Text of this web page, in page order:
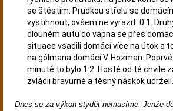
se štěstím. Prudkou střelu se
vystihnout, ovšem ne vyrazit. 0:1.
dlouhém autu do vápna se přes
situace vsadili domácí více na útok a
na gólmana domácí V. Hozman.
minutě to bylo 1:2. Hosté od té chvíle
zvládli bravurně a těsný náskok udrželi.
Dnes se za výkon stydět nemusíme. Jenže